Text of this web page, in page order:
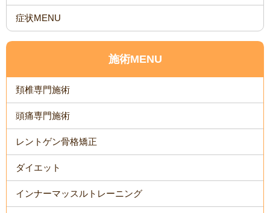
症状MENU
施術MENU
頚椎専門施術
頭痛専門施術
レントゲン骨格矯正
ダイエット
インナーマッスルトレーニング